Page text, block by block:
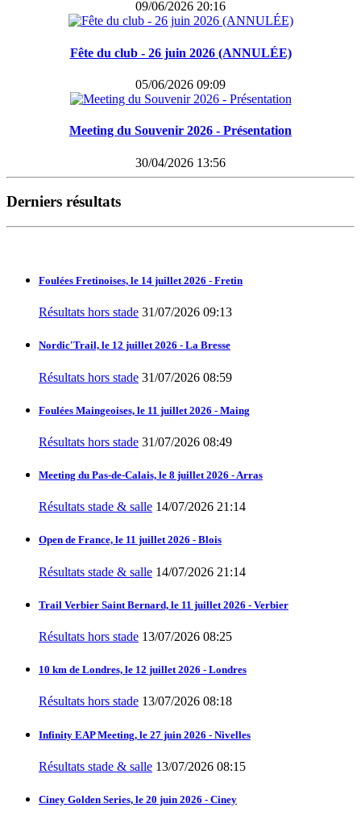
09/06/2026 20:16
Fête du club - 26 juin 2026 (ANNULÉE)
05/06/2026 09:09
Meeting du Souvenir 2026 - Présentation
30/04/2026 13:56
Derniers résultats
Foulées Fretinoises, le 14 juillet 2026 - Fretin
Résultats hors stade 31/07/2026 09:13
Nordic'Trail, le 12 juillet 2026 - La Bresse
Résultats hors stade 31/07/2026 08:59
Foulées Maingeoises, le 11 juillet 2026 - Maing
Résultats hors stade 31/07/2026 08:49
Meeting du Pas-de-Calais, le 8 juillet 2026 - Arras
Résultats stade & salle 14/07/2026 21:14
Open de France, le 11 juillet 2026 - Blois
Résultats stade & salle 14/07/2026 21:14
Trail Verbier Saint Bernard, le 11 juillet 2026 - Verbier
Résultats hors stade 13/07/2026 08:25
10 km de Londres, le 12 juillet 2026 - Londres
Résultats hors stade 13/07/2026 08:18
Infinity EAP Meeting, le 27 juin 2026 - Nivelles
Résultats stade & salle 13/07/2026 08:15
Ciney Golden Series, le 20 juin 2026 - Ciney